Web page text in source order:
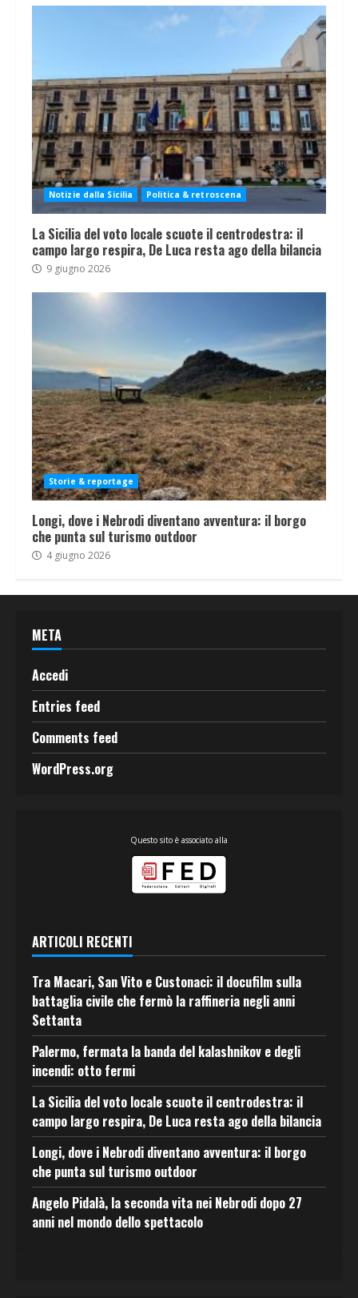
Notizie dalla Sicilia Politica & retroscena
La Sicilia del voto locale scuote il centrodestra: il
campo largo respira, De Luca resta ago della bilancia
9 giugno 2026
Storie & reportage
Longi, dove i Nebrodi diventano avventura: il borgo
che punta sul turismo outdoor
4 giugno 2026
META
Accedi
Entries feed
Comments feed
WordPress.org
Questo sito è associato alla
ARTICOLI RECENTI
Tra Macari, San Vito e Custonaci: il docufilm sulla
battaglia civile che fermò la raffineria negli anni
Settanta
Palermo, fermata la banda del kalashnikov e degli
incendi: otto fermi
La Sicilia del voto locale scuote il centrodestra: il
campo largo respira, De Luca resta ago della bilancia
Longi, dove i Nebrodi diventano avventura: il borgo
che punta sul turismo outdoor
Angelo Pidalà, la seconda vita nei Nebrodi dopo 27
anni nel mondo dello spettacolo